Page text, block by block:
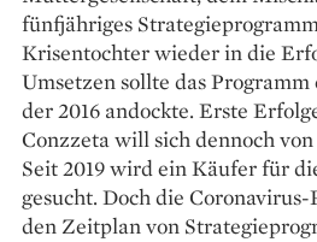
fünfjähriges
Krisentochter wieder in die
Umsetzen sollte das
der 2016 andockte. Erste
Conzzeta will sich dennoch
Seit 2019 wird ein Käufer für
gesucht. Doch die
den Zeitplan von